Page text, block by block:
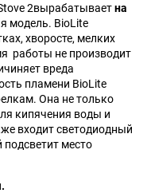
2вырабатываетна
модель. BioLite
хворосте, мелких
работы не производит
вреда
пламени BioLite
Она не только
кипячения воды и
входит светодиодный
место